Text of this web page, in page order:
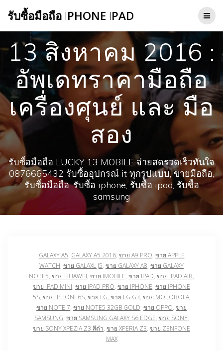
to
รับซื้อมือถือ IPHONE IPAD
13 สิงหาคม 2016 :
อัพเดทราคามือถือ
เครื่องศุนย์ และ มือ
สอง
รับซื้อมือถือ LUCKY 13 MOBILE จ่ายสดรวดเร็วทันใจ
0876665432 รับซื้ออุปกรณ์ it ทุกรูปแบบ, ขายมือถือ,
รับซื้อมือถือ, รับซื้อ iphone, รับซื้อ ipad, รับซื้อ
samsung
GALAXY A5, GALAXY A5 2016, ขาย A9 PRO, ขาย APPLE
WATCH, ขาย GALAXL J5, ขาย GALAXY A8, ขาย GALAXY
NOTE5, ขาย HUAWEI, ขาย IMOBILE, ขาย IPAD, ขาย IPAD AIR,
ขาย IPAD MINI, ขาย IPAD PRO, ขาย IPHONE, ขาย IPHONE
5S, ขาย ‎IPHONE6S‬‪, ขาย LG, ขาย LG G3, ขาย MOTOROLA,
ขาย NOTE 7, ขาย NOTE5 32GB GOLD, ขาย OPPO, ขาย
SAMSUNG, ขาย SAMSUNG GALAXY S6 EDGE, ขาย SONY,
ขาย SONY XPEZIA Z3 สีดำ, ขาย XPERIA Z3, ขาย ZENFONE
MAX